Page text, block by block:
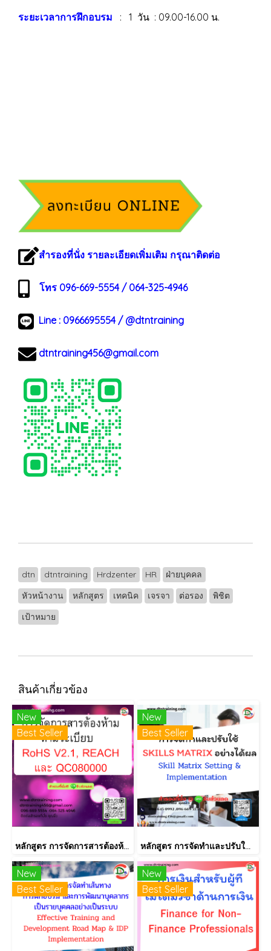
ระยะเวลาการฝึกอบรม : 1 วัน : 09.00-16.00 น.
สำรองที่นั่ง รายละเอียดเพิ่มเติม กรุณาติดต่อ
โทร 096-669-5554 / 064-325-4946
Line : 0966695554/ @dtntraining
dtntraining456@gmail.com
dtn dtntraining Hrdzenter HR
ฝ่ายบุคคล
หัวหน้างาน
หลักสูตร เทคนิค เจรจา ต่อรอง
พิชิต
เป้าหมาย
สินค้าเกี่ยวข้อง
New
Best Seller
หลักสูตร การจัดการสารต้องห้ามตามระเบียบ RoHS V2.1, REACH และ QC080000
New
Best Seller
หลักสูตร การจัดทำและปรับใช้ SKILLS MATRIX อย่างได้ผล Skill Matrix Setting & Implementation
New
Best Seller
New
Best Seller